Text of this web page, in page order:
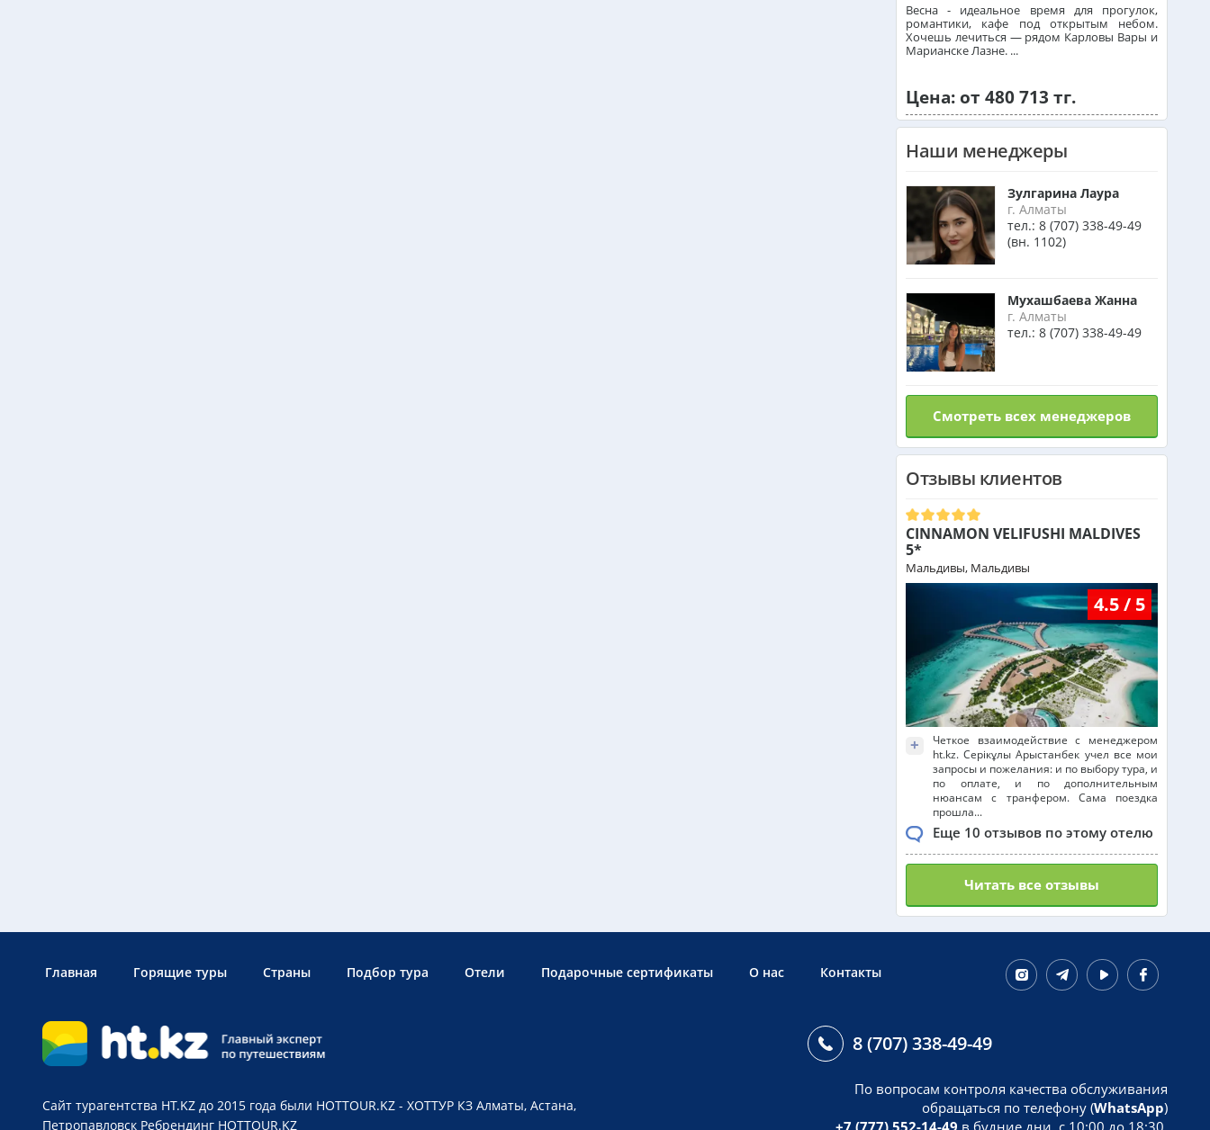
Венгрия из Алматы
Израиль из Алматы
Весна - идеальное время для прогулок,
романтики, кафе под открытым небом.
Хочешь лечиться — рядом Карловы Вары и
Марианске Лазне. ...
Цена: от 480 713 тг.
Наши менеджеры
Зулгарина Лаура
г. Алматы
тел.: 8 (707) 338-49-49
(вн. 1102)
Мухашбаева Жанна
г. Алматы
тел.: 8 (707) 338-49-49
Смотреть всех менеджеров
Отзывы клиентов
CINNAMON VELIFUSHI MALDIVES
5*
Мальдивы, Мальдивы
4.5 / 5
+
Четкое взаимодействие с менеджером
ht.kz. Серікұлы Арыстанбек учел все мои
запросы и пожелания: и по выбору тура, и
по оплате, и по дополнительным
нюансам с транфером. Сама поездка
прошла...
Еще 10 отзывов по этому отелю
Читать все отзывы
Главная Горящие туры Страны Подбор тура Отели Подарочные сертификаты О нас Контакты
Сайт турагентства HT.KZ до 2015 года были HOTTOUR.KZ - ХОТТУР КЗ Алматы, Астана,
Петропавловск Ребрендинг HOTTOUR.KZ
8 (707) 338-49-49
По вопросам контроля качества обслуживания
обращаться по телефону (WhatsApp)
+7 (777) 552-14-49 в будние дни, с 10:00 до 18:30.